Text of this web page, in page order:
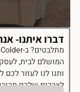
דברו איתנו-
המושלם לבית,
ותנו לנו לעזור
לצרכים שלכם